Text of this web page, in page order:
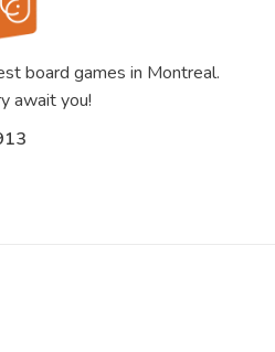
board games in Montreal.
await you!